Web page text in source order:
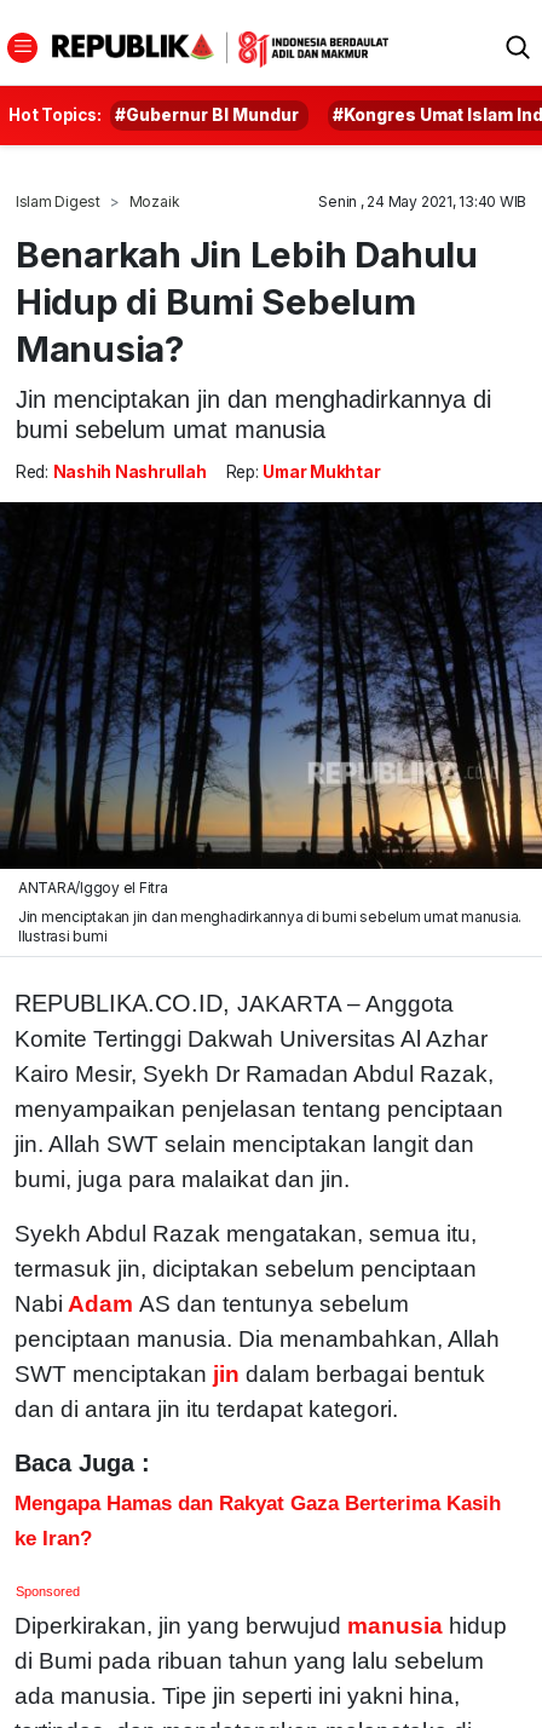
Hot Topics: #Gubernur BI Mundur #Kongres Umat Islam
Islam Digest Mozaik Senin , 24 May 2021, 13:40 WIB
Benarkah Jin Lebih Dahulu
Hidup di Bumi Sebelum
Manusia?
Jin menciptakan jin dan menghadirkannya di
bumi sebelum umat manusia
Red: Nashih Nashrullah Rep: Umar Mukhtar
ANTARA/Iggoy el Fitra
Jin menciptakan jin dan menghadirkannya di bumi sebelum umat manusia.
Ilustrasi bumi
REPUBLIKA.CO.ID, JAKARTA – Anggota
Komite Tertinggi Dakwah Universitas Al Azhar
Kairo Mesir, Syekh Dr Ramadan Abdul Razak,
menyampaikan penjelasan tentang penciptaan
jin. Allah SWT selain menciptakan langit dan
bumi, juga para malaikat dan jin.
Syekh Abdul Razak mengatakan, semua itu,
termasuk jin, diciptakan sebelum penciptaan
Nabi Adam AS dan tentunya sebelum
penciptaan manusia. Dia menambahkan, Allah
SWT menciptakan jin dalam berbagai bentuk
dan di antara jin itu terdapat kategori.
Baca Juga :
Mengapa Hamas dan Rakyat Gaza Berterima Kasih
ke Iran?
Sponsored
Diperkirakan, jin yang berwujud manusia hidup
di Bumi pada ribuan tahun yang lalu sebelum
ada manusia. Tipe jin seperti ini yakni hina,